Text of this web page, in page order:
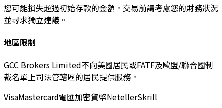
您可能損失超過初始存款的金額。交易前請考慮您的財務狀況
並尋求獨立建議。
地區限制
GCC Brokers Limited不向美國居民或FATF及歐盟/聯合國制
裁名單上司法管轄區的居民提供服務。
VisaMastercard電匯加密貨幣NetellerSkrill